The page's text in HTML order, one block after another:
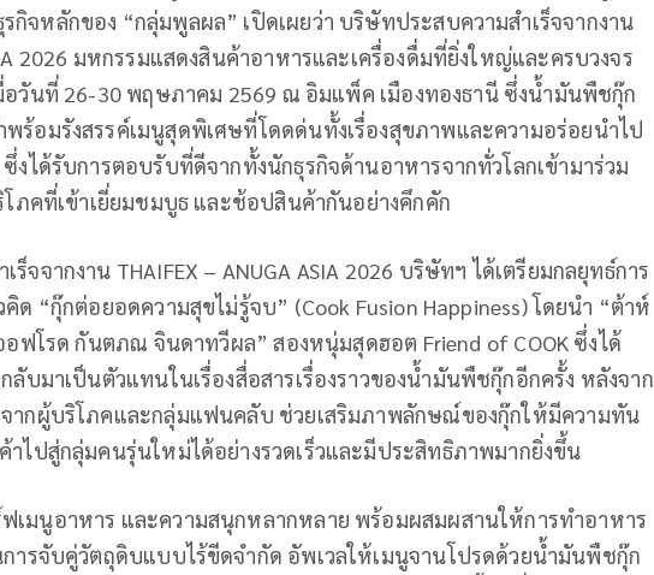
จหลักของ “กลุ่มพูลผล” เปิดเผยว่า บริษัทประสบความสำเร็จจากงาน
2026 มหกรรมแสดงสินค้าอาหารและเครื่องดื่มที่ยิ่งใหญ่และครบวงจร
อวันที่ 26-30 พฤษภาคม 2569 ณ อิมแพ็ค เมืองทองธานี ซึ่งน้ำมันพืชกุ๊ก
ร้อมรังสรรค์เมนูสุดพิเศษที่โดดด่นทั้งเรื่องสุขภาพและความอร่อยนำไป
งได้รับการตอบรับที่ดีจากทั้งนักธุรกิจด้านอาหารจากทั่วโลกเข้ามาร่วม
โภคที่เข้าเยี่ยมชมบูธ และช้อปสินค้ากันอย่างคึกคัก
จจากงาน THAIFEX – ANUGA ASIA 2026 บริษัทฯ ได้เตรียมกลยุทธ์การ
ด “กุ๊กต่อยอดความสุขไม่รู้จบ” (Cook Fusion Happiness) โดยนำ “ต้าห์
ฟโรด กันตภณ จินดาทวีผล” สองหนุ่มสุดฮอต Friend of COOK ซึ่งได้
ลับมาเป็นตัวแทนในเรื่องสื่อสารเรื่องราวของน้ำมันพืชกุ๊กอีกครั้ง หลังจาก
ากผู้บริโภคและกลุ่มแฟนคลับ ช่วยเสริมภาพลักษณ์ของกุ๊กให้มีความทัน
ไปสู่กลุ่มคนรุ่นใหม่ได้อย่างรวดเร็วและมีประสิทธิภาพมากยิ่งขึ้น
เมนูอาหาร และความสนุกหลากหลาย พร้อมผสมผสานให้การทำอาหาร
ารจับคู่วัตถุดิบแบบไร้ขีดจำกัด อัพเวลให้เมนูจานโปรดด้วยน้ำมันพืชกุ๊ก